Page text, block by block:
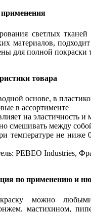
светлых
материалов,
для полной покраски
товара
основе, в
в ассортименте
на эластичность и
смешивать между
температуре не ниже
PEBEO Industries,
по применению и
можно любыми
мастихином,